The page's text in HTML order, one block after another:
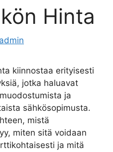
Hinta
admin
kiinnostaa erityisesti
jotka haluavat
ja
sähkösopimusta.
mistä
miten sitä voidaan
ja mitä